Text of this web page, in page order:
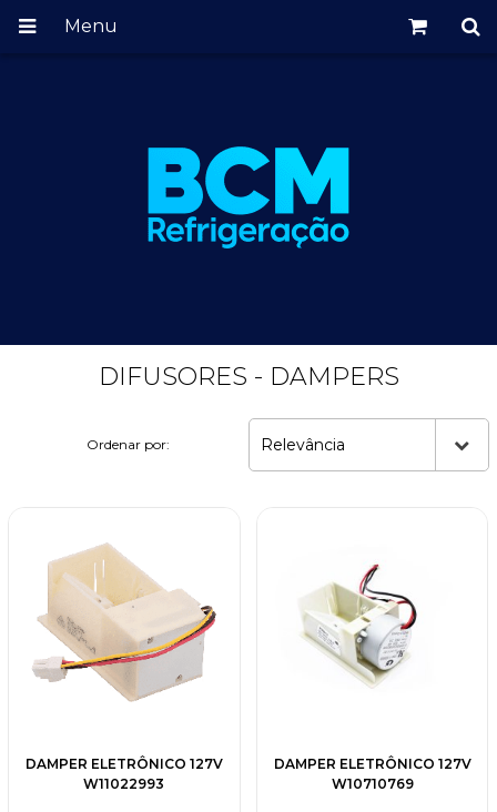
Menu
DIFUSORES - DAMPERS
Ordenar por: Relevância
DAMPER ELETRÔNICO 127V
W11022993
DAMPER ELETRÔNICO 127V
W10710769